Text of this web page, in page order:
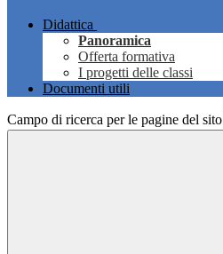
Didattica
Panoramica
Offerta formativa
I progetti delle classi
Documenti utili
Campo di ricerca per le pagine del sito